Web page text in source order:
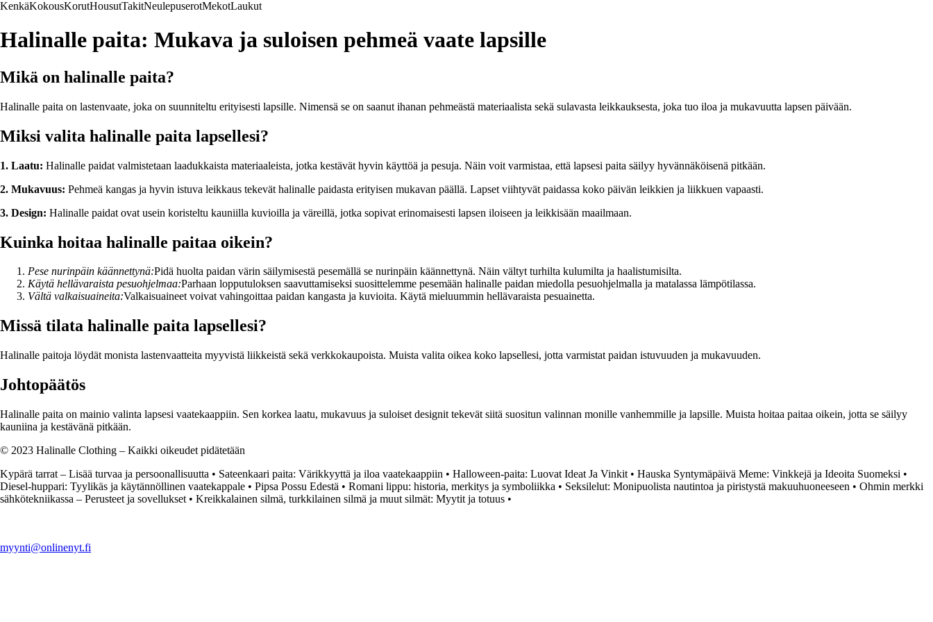
KenkäKokousKorutHousutTakitNeulepuserotMekotLaukut
Halinalle paita: Mukava ja suloisen pehmeä vaate lapsille
Mikä on halinalle paita?
Halinalle paita on lastenvaate, joka on suunniteltu erityisesti lapsille. Nimensä se on saanut ihanan pehmeästä materiaalista sekä sulavasta leikkauksesta, joka tuo iloa ja mukavuutta lapsen päivään.
Miksi valita halinalle paita lapsellesi?
1. Laatu: Halinalle paidat valmistetaan laadukkaista materiaaleista, jotka kestävät hyvin käyttöä ja pesuja. Näin voit varmistaa, että lapsesi paita säilyy hyvännäköisenä pitkään.
2. Mukavuus: Pehmeä kangas ja hyvin istuva leikkaus tekevät halinalle paidasta erityisen mukavan päällä. Lapset viihtyvät paidassa koko päivän leikkien ja liikkuen vapaasti.
3. Design: Halinalle paidat ovat usein koristeltu kauniilla kuvioilla ja väreillä, jotka sopivat erinomaisesti lapsen iloiseen ja leikkisään maailmaan.
Kuinka hoitaa halinalle paitaa oikein?
Pese nurinpäin käännettynä:Pidä huolta paidan värin säilymisestä pesemällä se nurinpäin käännettynä. Näin vältyt turhilta kulumilta ja haalistumisilta.
Käytä hellävaraista pesuohjelmaa:Parhaan lopputuloksen saavuttamiseksi suosittelemme pesemään halinalle paidan miedolla pesuohjelmalla ja matalassa lämpötilassa.
Vältä valkaisuaineita:Valkaisuaineet voivat vahingoittaa paidan kangasta ja kuvioita. Käytä mieluummin hellävaraista pesuainetta.
Missä tilata halinalle paita lapsellesi?
Halinalle paitoja löydät monista lastenvaatteita myyvistä liikkeistä sekä verkkokaupoista. Muista valita oikea koko lapsellesi, jotta varmistat paidan istuvuuden ja mukavuuden.
Johtopäätös
Halinalle paita on mainio valinta lapsesi vaatekaappiin. Sen korkea laatu, mukavuus ja suloiset designit tekevät siitä suositun valinnan monille vanhemmille ja lapsille. Muista hoitaa paitaa oikein, jotta se säilyy
kauniina ja kestävänä pitkään.
© 2023 Halinalle Clothing – Kaikki oikeudet pidätetään
Kypärä tarrat – Lisää turvaa ja persoonallisuutta • Sateenkaari paita: Värikkyyttä ja iloa vaatekaappiin • Halloween-paita: Luovat Ideat Ja Vinkit • Hauska Syntymäpäivä Meme: Vinkkejä ja Ideoita Suomeksi •
Diesel-huppari: Tyylikäs ja käytännöllinen vaatekappale • Pipsa Possu Edestä • Romani lippu: historia, merkitys ja symboliikka • Seksilelut: Monipuolista nautintoa ja piristystä makuuhuoneeseen • Ohmin merkki
sähkötekniikassa – Perusteet ja sovellukset • Kreikkalainen silmä, turkkilainen silmä ja muut silmät: Myytit ja totuus •
myynti@onlinenyt.fi